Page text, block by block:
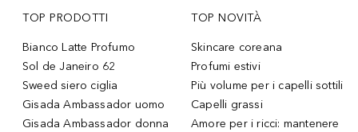
TOP PRODOTTI
Bianco Latte Profumo
Sol de Janeiro 62
Sweed siero ciglia
Gisada Ambassador uomo
Gisada Ambassador donna
TOP NOVITÀ
Skincare coreana
Profumi estivi
Più volume per i capelli sottili
Capelli grassi
Amore per i ricci: mantenere